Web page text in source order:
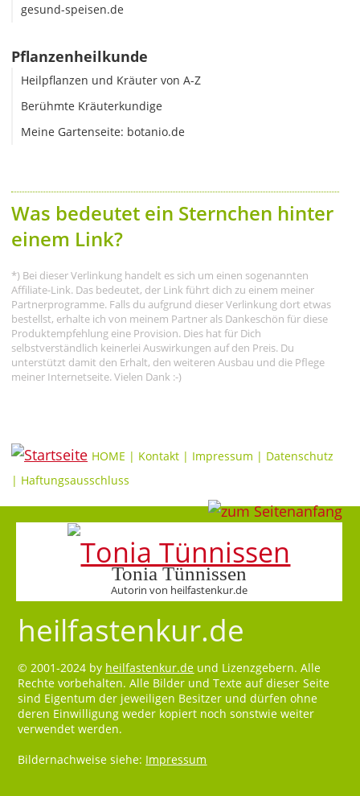
gesund-speisen.de
Pflanzenheilkunde
Heilpflanzen und Kräuter von A-Z
Berühmte Kräuterkundige
Meine Gartenseite: botanio.de
Was bedeutet ein Sternchen hinter
einem Link?
*) Bei dieser Verlinkung handelt es sich um einen sogenannten
Affiliate-Link. Das bedeutet, der Link führt dich zu einem meiner
Partnerprogramme. Falls du aufgrund dieser Verlinkung dort etwas
bestellst, erhalte ich von meinem Partner als Dankeschön für diese
Produktempfehlung eine Provision. Dies hat für Dich
selbstverständlich keinerlei Auswirkungen auf den Preis. Du
unterstützt damit den Erhalt, den weiteren Ausbau und die Pflege
meiner Internetseite. Vielen Dank :-)
HOME | Kontakt | Impressum | Datenschutz
| Haftungsausschluss
Tonia Tünnissen
Autorin von heilfastenkur.de
heilfastenkur.de
© 2001-2024 by heilfastenkur.de und Lizenzgebern. Alle
Rechte vorbehalten. Alle Bilder und Texte auf dieser Seite
sind Eigentum der jeweiligen Besitzer und dürfen ohne
deren Einwilligung weder kopiert noch sonstwie weiter
verwendet werden.
Bildernachweise siehe: Impressum